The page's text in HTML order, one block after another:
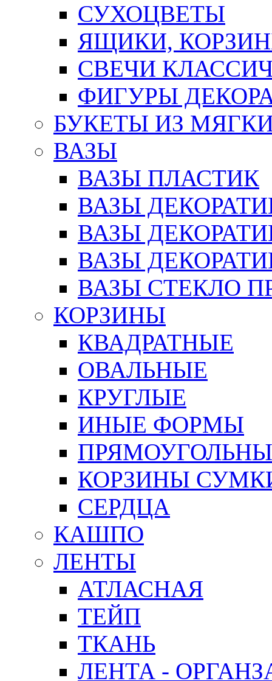
СУХОЦВЕТЫ
ЯЩИКИ,
СВЕЧИ
ФИГУРЫ
БУКЕТЫ ИЗ
ВАЗЫ
ВАЗЫ ПЛАСТИК
ВАЗЫ
ВАЗЫ
ВАЗЫ
ВАЗЫ СТЕКЛО
КОРЗИНЫ
КВАДРАТНЫЕ
ОВАЛЬНЫЕ
КРУГЛЫЕ
ИНЫЕ ФОРМЫ
КОРЗИНЫ
СЕРДЦА
КАШПО
ЛЕНТЫ
АТЛАСНАЯ
ТЕЙП
ТКАНЬ
ЛЕНТА -